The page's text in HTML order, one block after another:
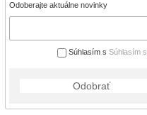
Odoberajte aktuálne novinky
Súhlasím s Súhlasím
Odobrať